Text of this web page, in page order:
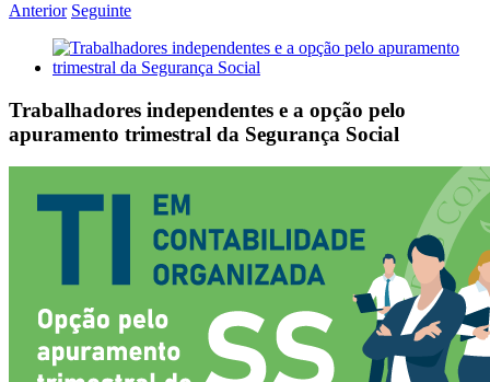
Anterior Seguinte
View
Larger
Trabalhadores independentes e a opção pelo
apuramento trimestral da Segurança Social